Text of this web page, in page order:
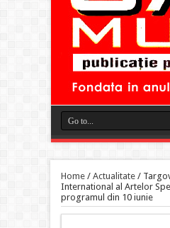
Home/ Actualitate/
International al Artelor
programul din 10 iunie